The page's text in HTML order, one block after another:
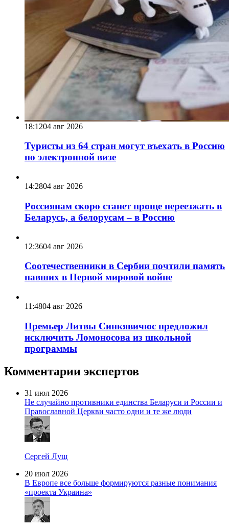
18:1204 авг 2026
Туристы из 64 стран могут въехать в Россию
по электронной визе
14:2804 авг 2026
Россиянам скоро станет проще переезжать в
Беларусь, а белорусам – в Россию
12:3604 авг 2026
Соотечественники в Сербии почтили память
павших в Первой мировой войне
11:4804 авг 2026
Премьер Литвы Синкявичюс предложил
исключить Ломоносова из школьной
программы
Комментарии экспертов
31 июл 2026
Не случайно противники единства Беларуси и России и
Православной Церкви часто одни и те же люди
Сергей Лущ
20 июл 2026
В Европе все больше формируются разные понимания
«проекта Украина»